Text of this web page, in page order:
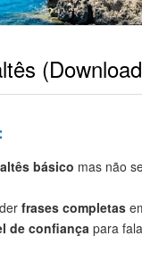
básico mas não
frases completas
de confiança para